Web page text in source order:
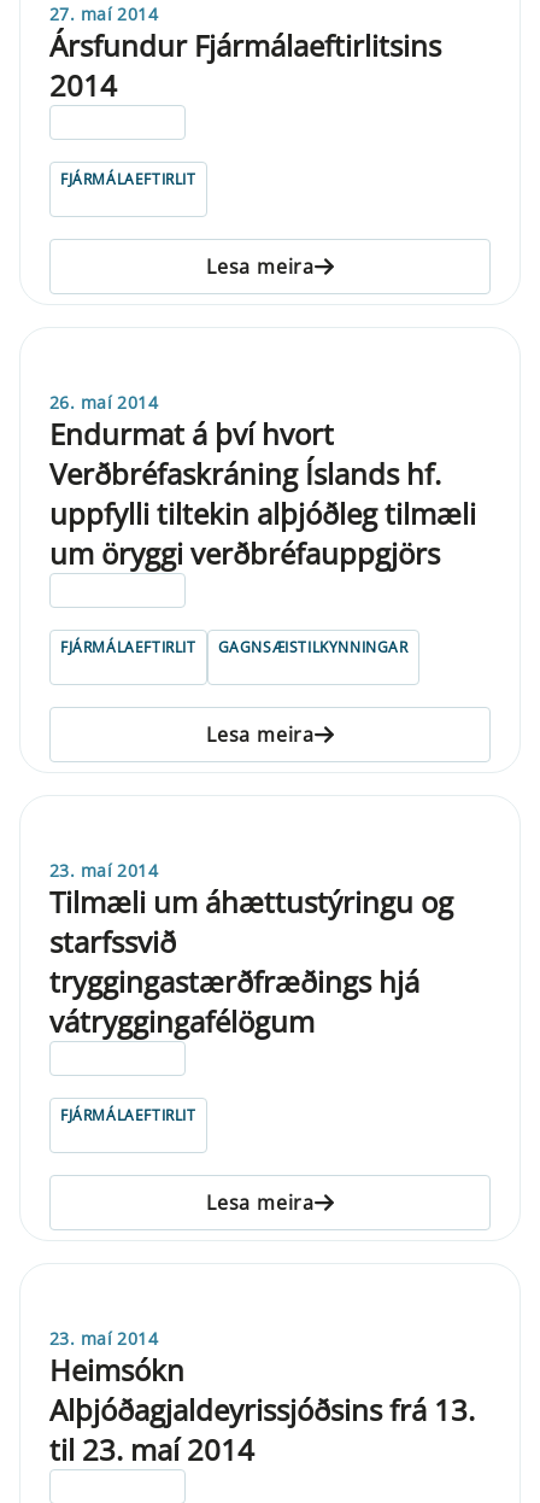
27. maí 2014
Ársfundur Fjármálaeftirlitsins
2014
FJÁRMÁLAEFTIRLIT
Lesa meira
26. maí 2014
Endurmat á því hvort
Verðbréfaskráning Íslands hf.
uppfylli tiltekin alþjóðleg tilmæli
um öryggi verðbréfauppgjörs
FJÁRMÁLAEFTIRLIT GAGNSÆISTILKYNNINGAR
Lesa meira
23. maí 2014
Tilmæli um áhættustýringu og
starfssvið
tryggingastærðfræðings hjá
vátryggingafélögum
FJÁRMÁLAEFTIRLIT
Lesa meira
23. maí 2014
Heimsókn
Alþjóðagjaldeyrissjóðsins frá 13.
til 23. maí 2014